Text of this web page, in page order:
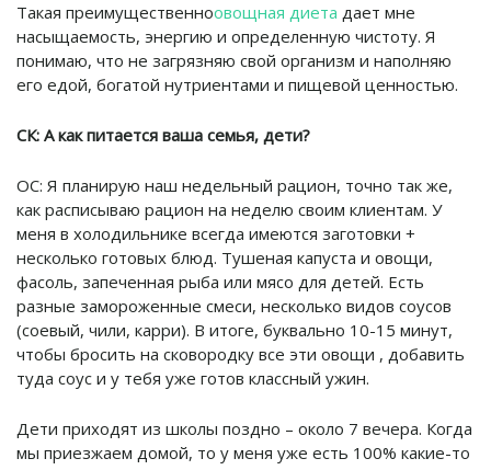
Такая преимущественноовощная диета дает мне
насыщаемость, энергию и определенную чистоту. Я
понимаю, что не загрязняю свой организм и наполняю
его едой, богатой нутриентами и пищевой ценностью.
СК: А как питается ваша семья, дети?
ОС: Я планирую наш недельный рацион, точно так же,
как расписываю рацион на неделю своим клиентам. У
меня в холодильнике всегда имеются заготовки +
несколько готовых блюд. Тушеная капуста и овощи,
фасоль, запеченная рыба или мясо для детей. Есть
разные замороженные смеси, несколько видов соусов
(соевый, чили, карри). В итоге, буквально 10-15 минут,
чтобы бросить на сковородку все эти овощи , добавить
туда соус и у тебя уже готов классный ужин.
Дети приходят из школы поздно – около 7 вечера. Когда
мы приезжаем домой, то у меня уже есть 100% какие-то